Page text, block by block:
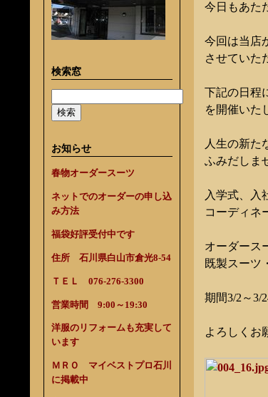
検索窓
お知らせ
春物オーダースーツ
ネットでのオーダーの申し込
み方法
福袋好評受付中です
住所 石川県白山市倉光8-54
ＴＥＬ 076-276-3300
営業時間 9:00～19:30
洋服のリフォームも充実して
います
ＭＲＯ マイベストプロ石川
に掲載中
今日もあた
今回は当店
させていた
下記の日程
を開催いた
人生の新た
ふみだしま
入学式、入
コーディネ
オーダース
既製スーツ
期間3/2～3/
よろしくお